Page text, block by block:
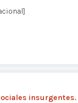
insurgentes.